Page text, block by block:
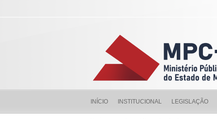
INÍCIO INSTITUCIONAL LEGISLAÇÃO